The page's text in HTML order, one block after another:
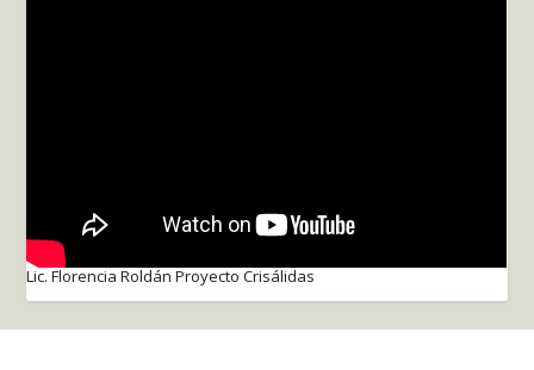
Lic. Florencia Roldán Proyecto Crisálidas